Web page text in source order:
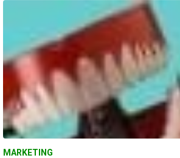
MARKETING